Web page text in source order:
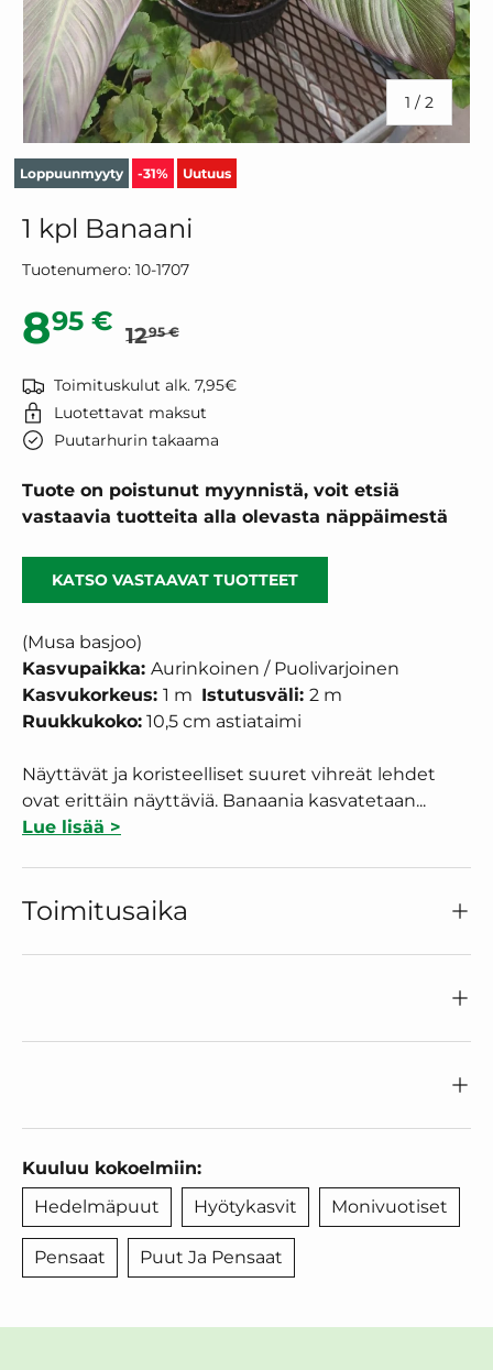
1 / /2
Loppuunmyyty -31% Uutuus
1 kpl Banaani
Tuotenumero: 10-1707
Alennushinta
895 € 1295 €
Toimituskulut alk. 7,95€
Luotettavat maksut
Puutarhurin takaama
Tuote on poistunut myynnistä, voit etsiä
vastaavia tuotteita alla olevasta näppäimestä
KATSO VASTAAVAT TUOTTEET
(Musa basjoo)
Kasvupaikka: Aurinkoinen / Puolivarjoinen
Kasvukorkeus: 1 m Istutusväli: 2 m
Ruukkukoko: 10,5 cm astiataimi
Näyttävät ja koristeelliset suuret vihreät lehdet
ovat erittäin näyttäviä. Banaania kasvatetaan...
Lue lisää >
Toimitusaika
Kuuluu kokoelmiin:
Hedelmäpuut
Hyötykasvit Monivuotiset
Pensaat Puut Ja Pensaat